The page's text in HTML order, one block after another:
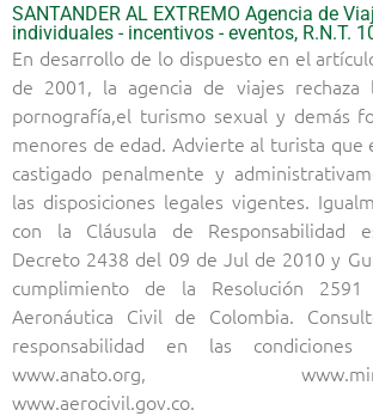
SANTANDER AL EXTREMO Agencia de
individuales - incentivos - eventos, R.N.T.
En desarrollo de lo dispuesto en el
de 2001, la agencia de viajes rechaza
pornografía,el turismo sexual y demás
menores de edad. Advierte al turista que
castigado penalmente y
las disposiciones legales vigentes.
con la Cláusula de Responsabilidad
Decreto 2438 del 09 de Jul de 2010 y
cumplimiento de la Resolución
Aeronáutica Civil de Colombia.
responsabilidad en las condiciones
www.anato.org,
www.aerocivil.gov.co.